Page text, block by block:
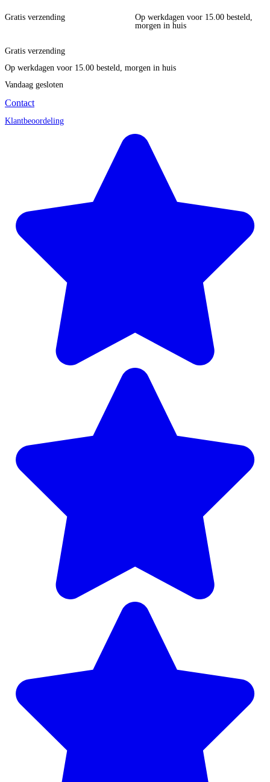
Gratis verzending
Op werkdagen voor 15.00 besteld,
morgen in huis
Gratis verzending
Op werkdagen voor 15.00 besteld, morgen in huis
Vandaag gesloten
Contact
Klantbeoordeling